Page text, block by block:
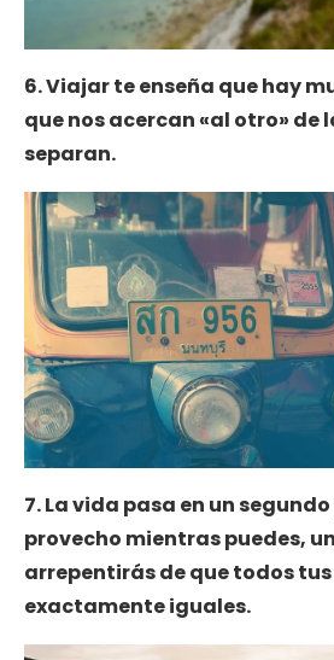
6. Viajar te enseña que hay
que nos acercan «al otro» de
separan.
7. La vida pasa en un
provecho mientras puedes,
arrepentirás de que todos
exactamente iguales.